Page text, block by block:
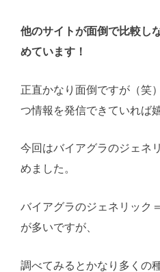
他のサイトが面倒で比較し
めています！
正直かなり面倒ですが（笑
つ情報を発信できていれば
今回はバイアグラのジェネ
めました。
バイアグラのジェネリック
が多いですが、
調べてみるとかなり多くの